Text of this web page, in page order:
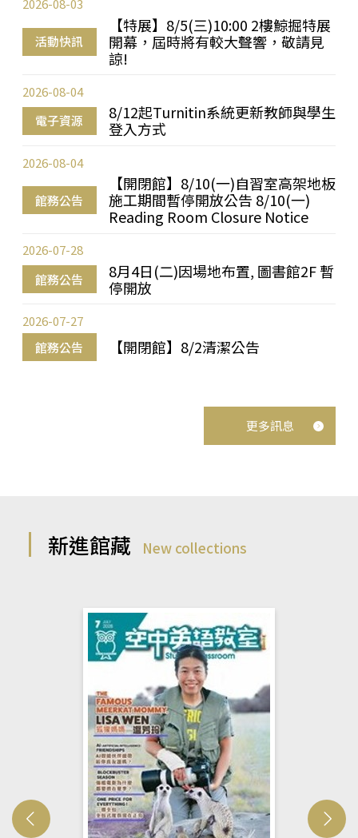
活動快訊
【特展】8/5(三)10:00 2樓鯨掘特展
開幕，屆時將有較大聲響，敬請見
諒!
2026-08-03
電子資源
8/12起Turnitin系統更新教師與學生
登入方式
2026-08-04
館務公告
【開閉館】8/10(一)自習室高架地板
施工期間暫停開放公告 8/10(一)
Reading Room Closure Notice
2026-08-04
館務公告
8月4日(二)因場地布置, 圖書館2F 暫
停開放
2026-07-28
館務公告 【開閉館】8/2清潔公告
2026-07-27
更多訊息
新進館藏 New collections